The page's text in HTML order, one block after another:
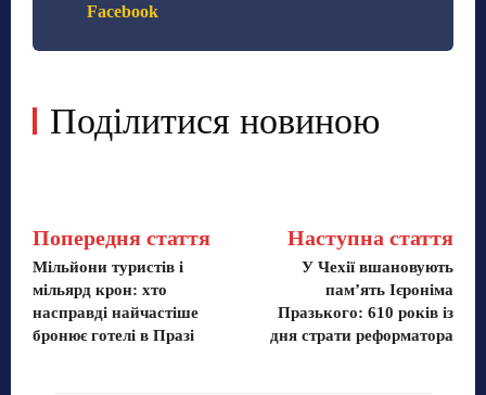
Facebook
Поділитися новиною
Попередня стаття
Мільйони туристів і
мільярд крон: хто
насправді найчастіше
бронює готелі в Празі
Наступна стаття
У Чехії вшановують
пам’ять Ієроніма
Празького: 610 років із
дня страти реформатора